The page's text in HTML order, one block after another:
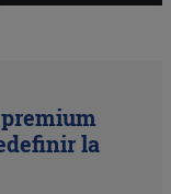
premium
la